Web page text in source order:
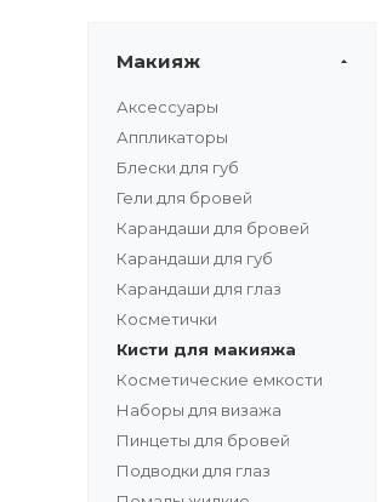
Макияж
Аксессуары
Аппликаторы
Блески для губ
Гели для бровей
Карандаши для бровей
Карандаши для губ
Карандаши для глаз
Косметички
Кисти для макияжа
Косметические емкости
Наборы для визажа
Пинцеты для бровей
Подводки для глаз